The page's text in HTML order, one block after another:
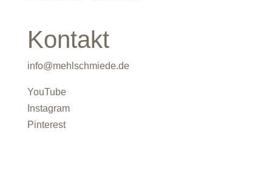
Kontakt
info@mehlschmiede.de
YouTube
Instagram
Pinterest